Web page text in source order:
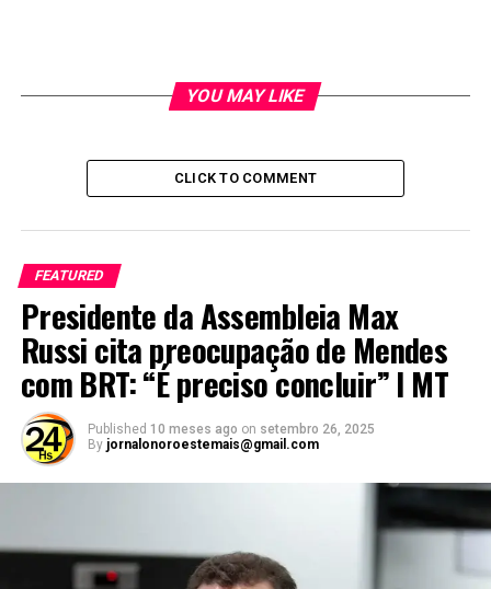
Motoristas derrubam 13 postes de energia em menos de
YOU MAY LIKE
CLICK TO COMMENT
FEATURED
Presidente da Assembleia Max
Russi cita preocupação de Mendes
com BRT: “É preciso concluir” I MT
Published 10 meses ago on setembro 26, 2025
By jornalonoroestemais@gmail.com